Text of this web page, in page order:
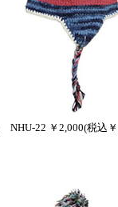
NHU-22 ￥2,000(税込